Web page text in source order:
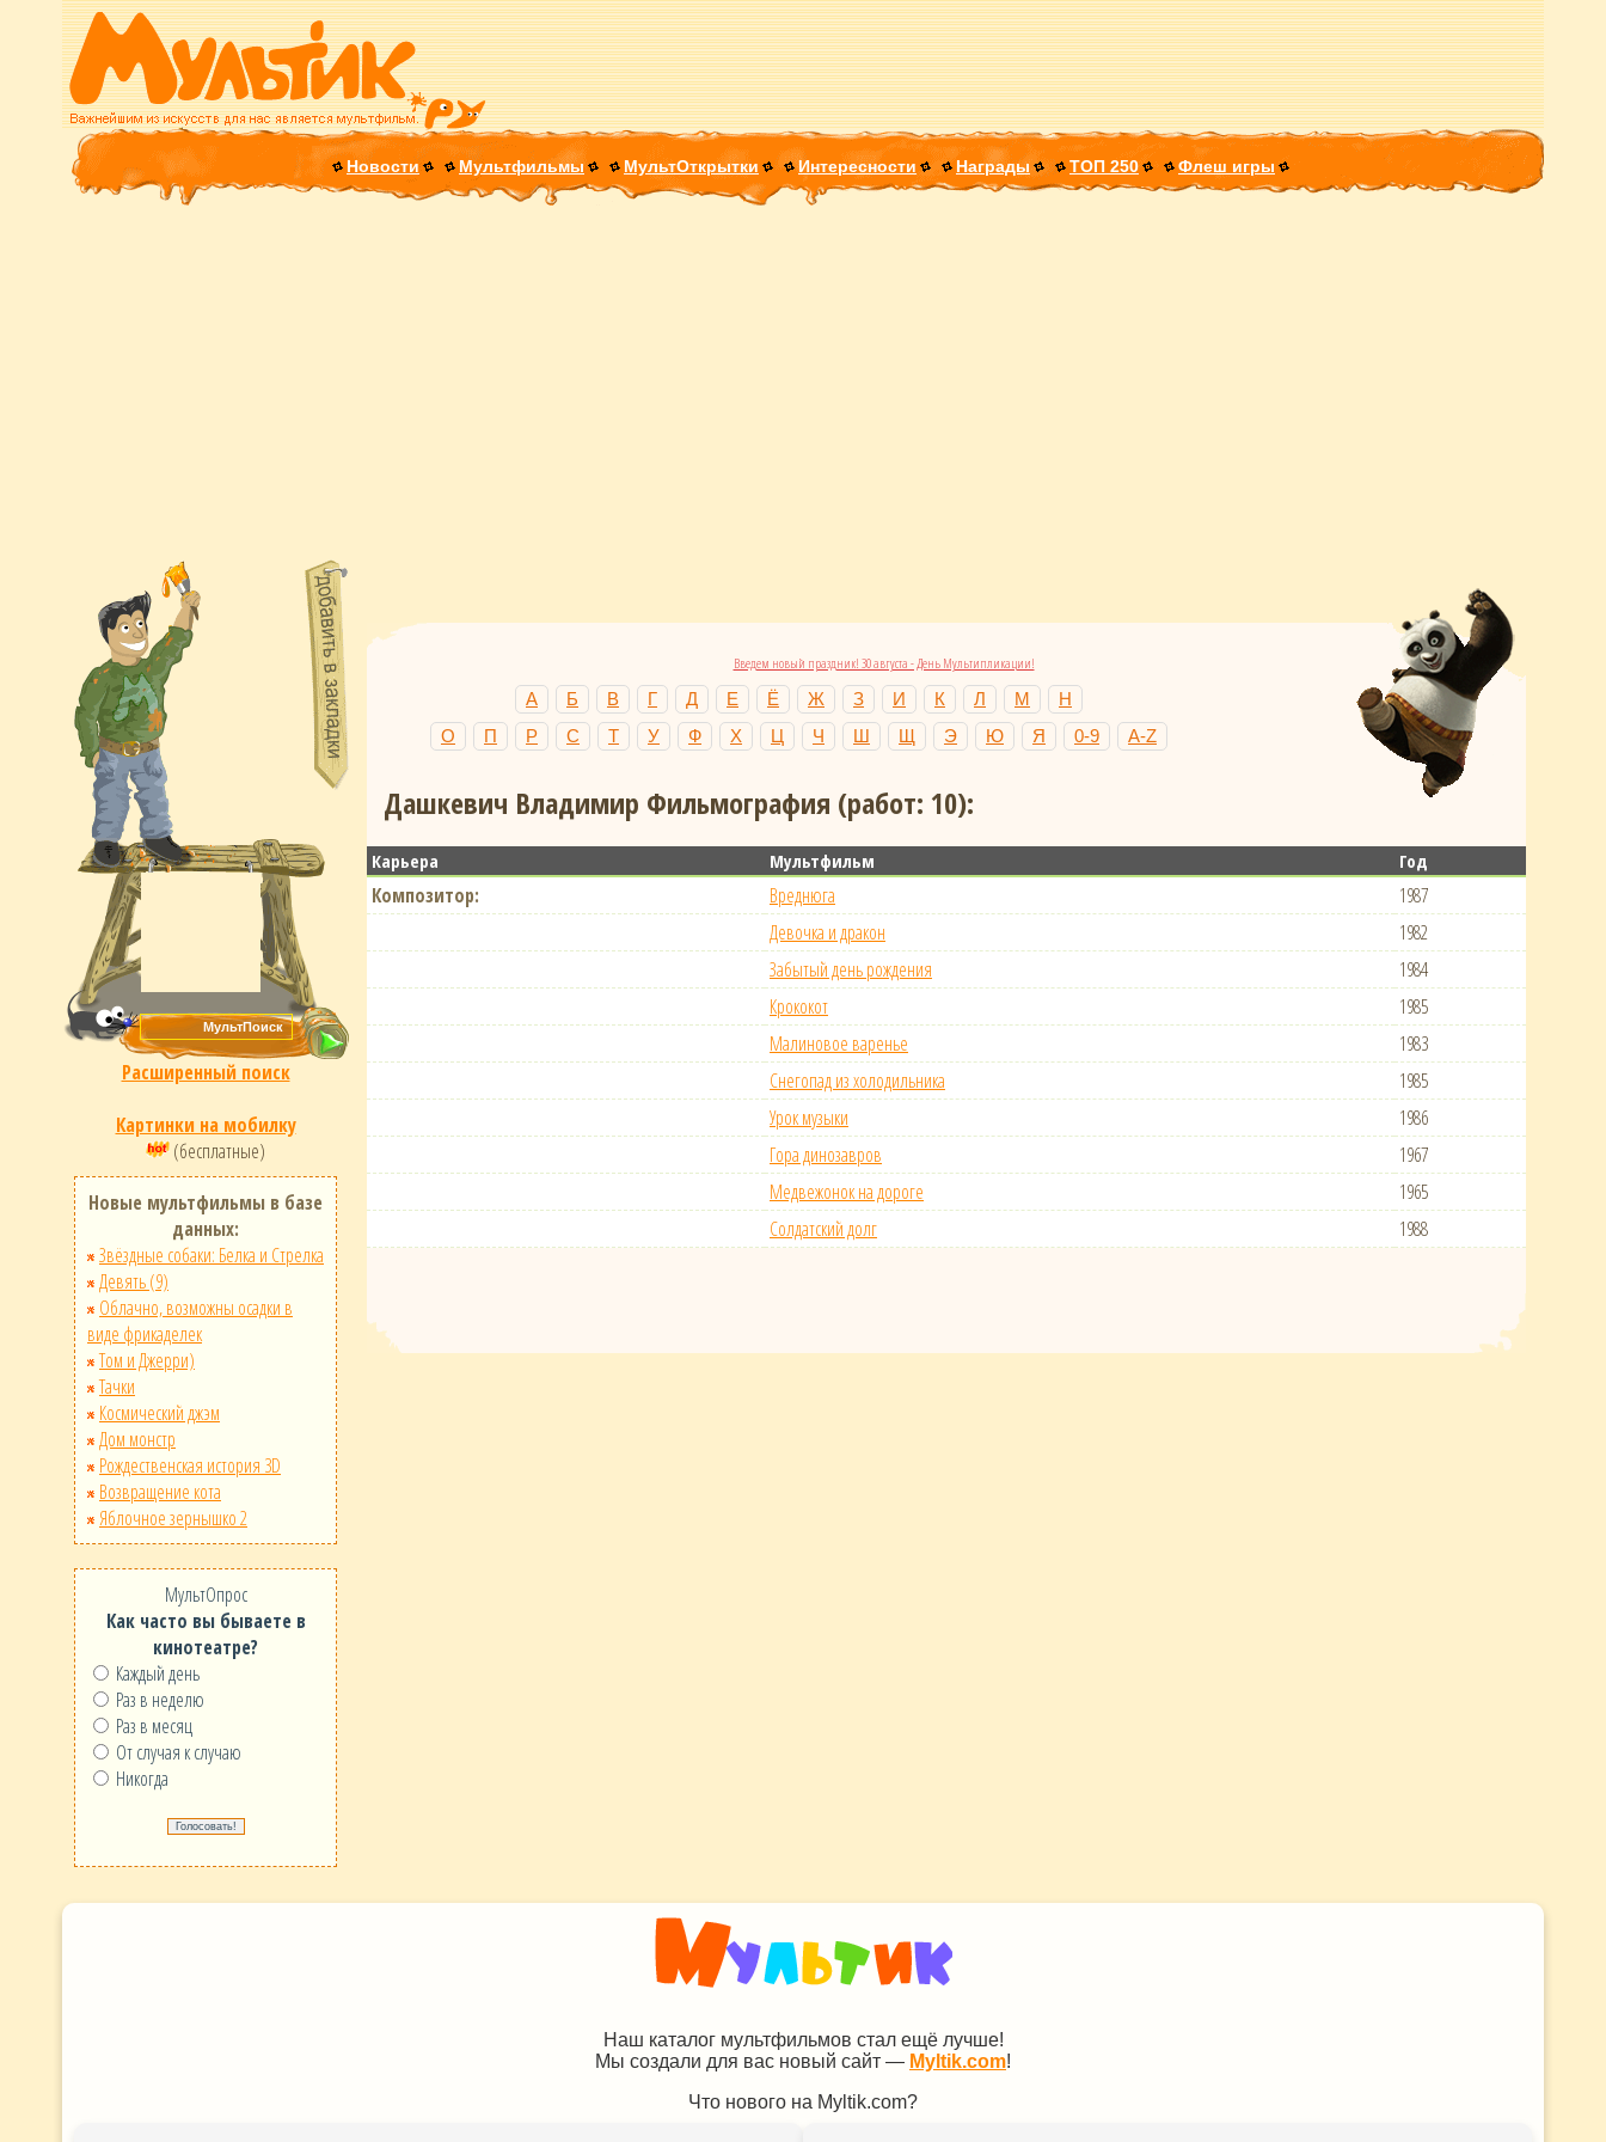
Новости Мультфильмы МультОткрытки Интересности Награды ТОП 250 Флеш игры
Расширенный поиск
Картинки на мобилку
(бесплатные)
Новые мультфильмы в базе
данных:
Звёздные собаки: Белка и Стрелка
Девять (9)
Облачно, возможны осадки в
виде фрикаделек
Том и Джерри)
Тачки
Космический джэм
Дом монстр
Рождественская история 3D
Возвращение кота
Яблочное зернышко 2
МультОпрос
Как часто вы бываете в
кинотеатре?
Каждый день
Раз в неделю
Раз в месяц
От случая к случаю
Никогда
Введем новый праздник! 30 августа - День Мультипликации!
А Б В Г Д Е Ё Ж З И К Л М
Н
О
П Р С Т У Ф Х Ц Ч Ш Щ Э Ю Я 0-9 A-Z
Дашкевич Владимир Фильмография (работ: 10):
Карьера Мультфильм Год
Композитор: Вреднюга
1987
Девочка и дракон
1982
Забытый день рождения
1984
Крококот
1985
Малиновое варенье
1983
Снегопад из холодильника
1985
Урок музыки
1986
Гора динозавров
1967
Медвежонок на дороге
1965
Солдатский долг
1988
Наш каталог мультфильмов стал ещё лучше!
Мы создали для вас новый сайт — Myltik.com!
Что нового на Myltik.com?